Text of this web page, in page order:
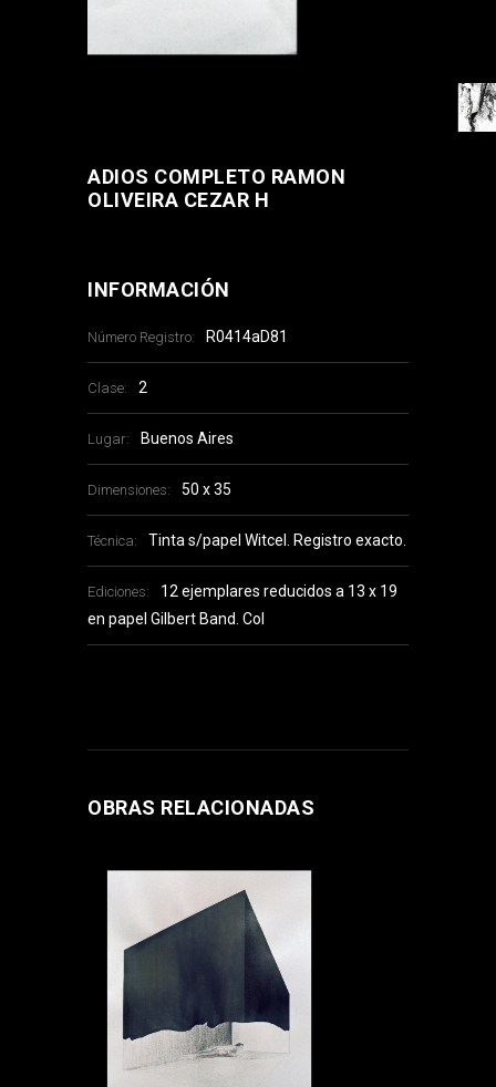
ADIOS COMPLETO RAMON
OLIVEIRA CEZAR H
INFORMACIÓN
Número Registro: R0414aD81
Clase: 2
Lugar: Buenos Aires
Dimensiones: 50 x 35
Técnica: Tinta s/papel Witcel. Registro exacto.
Ediciones:
12 ejemplares reducidos a 13 x 19
en papel Gilbert Band. Col
OBRAS RELACIONADAS